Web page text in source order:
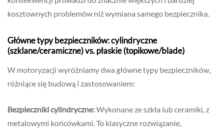
kosztownych problemów niż wymiana samego bezpiecznika.
Główne typy bezpieczników: cylindryczne
(szklane/ceramiczne) vs. płaskie (topikowe/blade)
W motoryzacji wyróżniamy dwa główne typy bezpieczników,
różniące się budową i zastosowaniem:
Bezpieczniki cylindryczne:Wykonane ze szkła lub ceramiki, z
metalowymi końcówkami. To klasyczne rozwiązanie,